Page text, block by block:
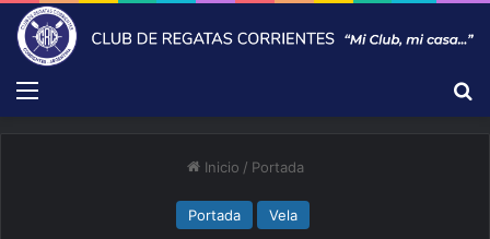
Menú
Inicio / Portada
Portada Vela